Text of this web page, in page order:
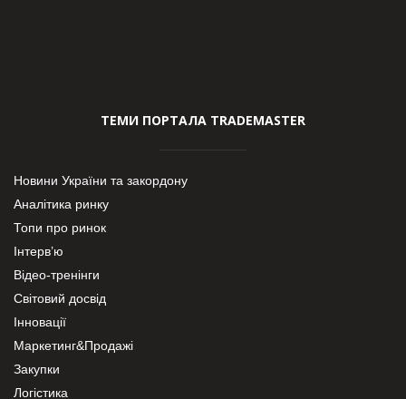
ТЕМИ ПОРТАЛА TRADEMASTER
Новини України та закордону
Аналітика ринку
Топи про ринок
Інтерв’ю
Відео-тренінги
Світовий досвід
Інновації
Маркетинг&Продажі
Закупки
Логістика